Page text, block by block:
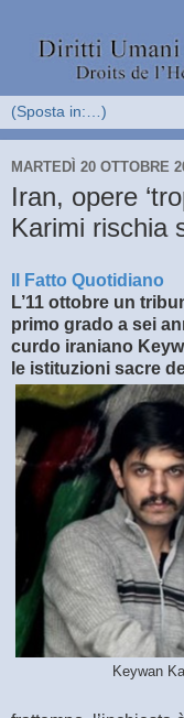
MARTEDÌ 20 OTTOBRE
Iran, opere
Karimi rischia
Il Fatto Quotidiano
L’11 ottobre un
primo grado a sei
curdo iraniano
le istituzioni sacre
Keywan